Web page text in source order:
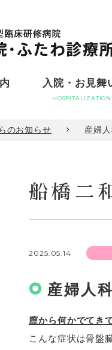
入院・お見舞
のお知らせ 産婦
船橋二
2025.05.14
産婦人
膣から何かでてき
こんな症状は骨盤